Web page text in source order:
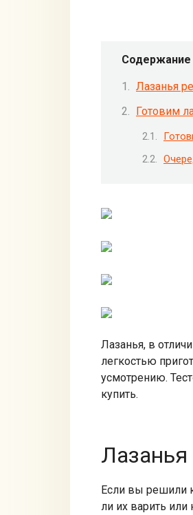
Содержание
Лазанья
Готовим
Лазанья, в
легкостью
усмотрению.
купить.
Лазанья
Если вы решили
ли их варить